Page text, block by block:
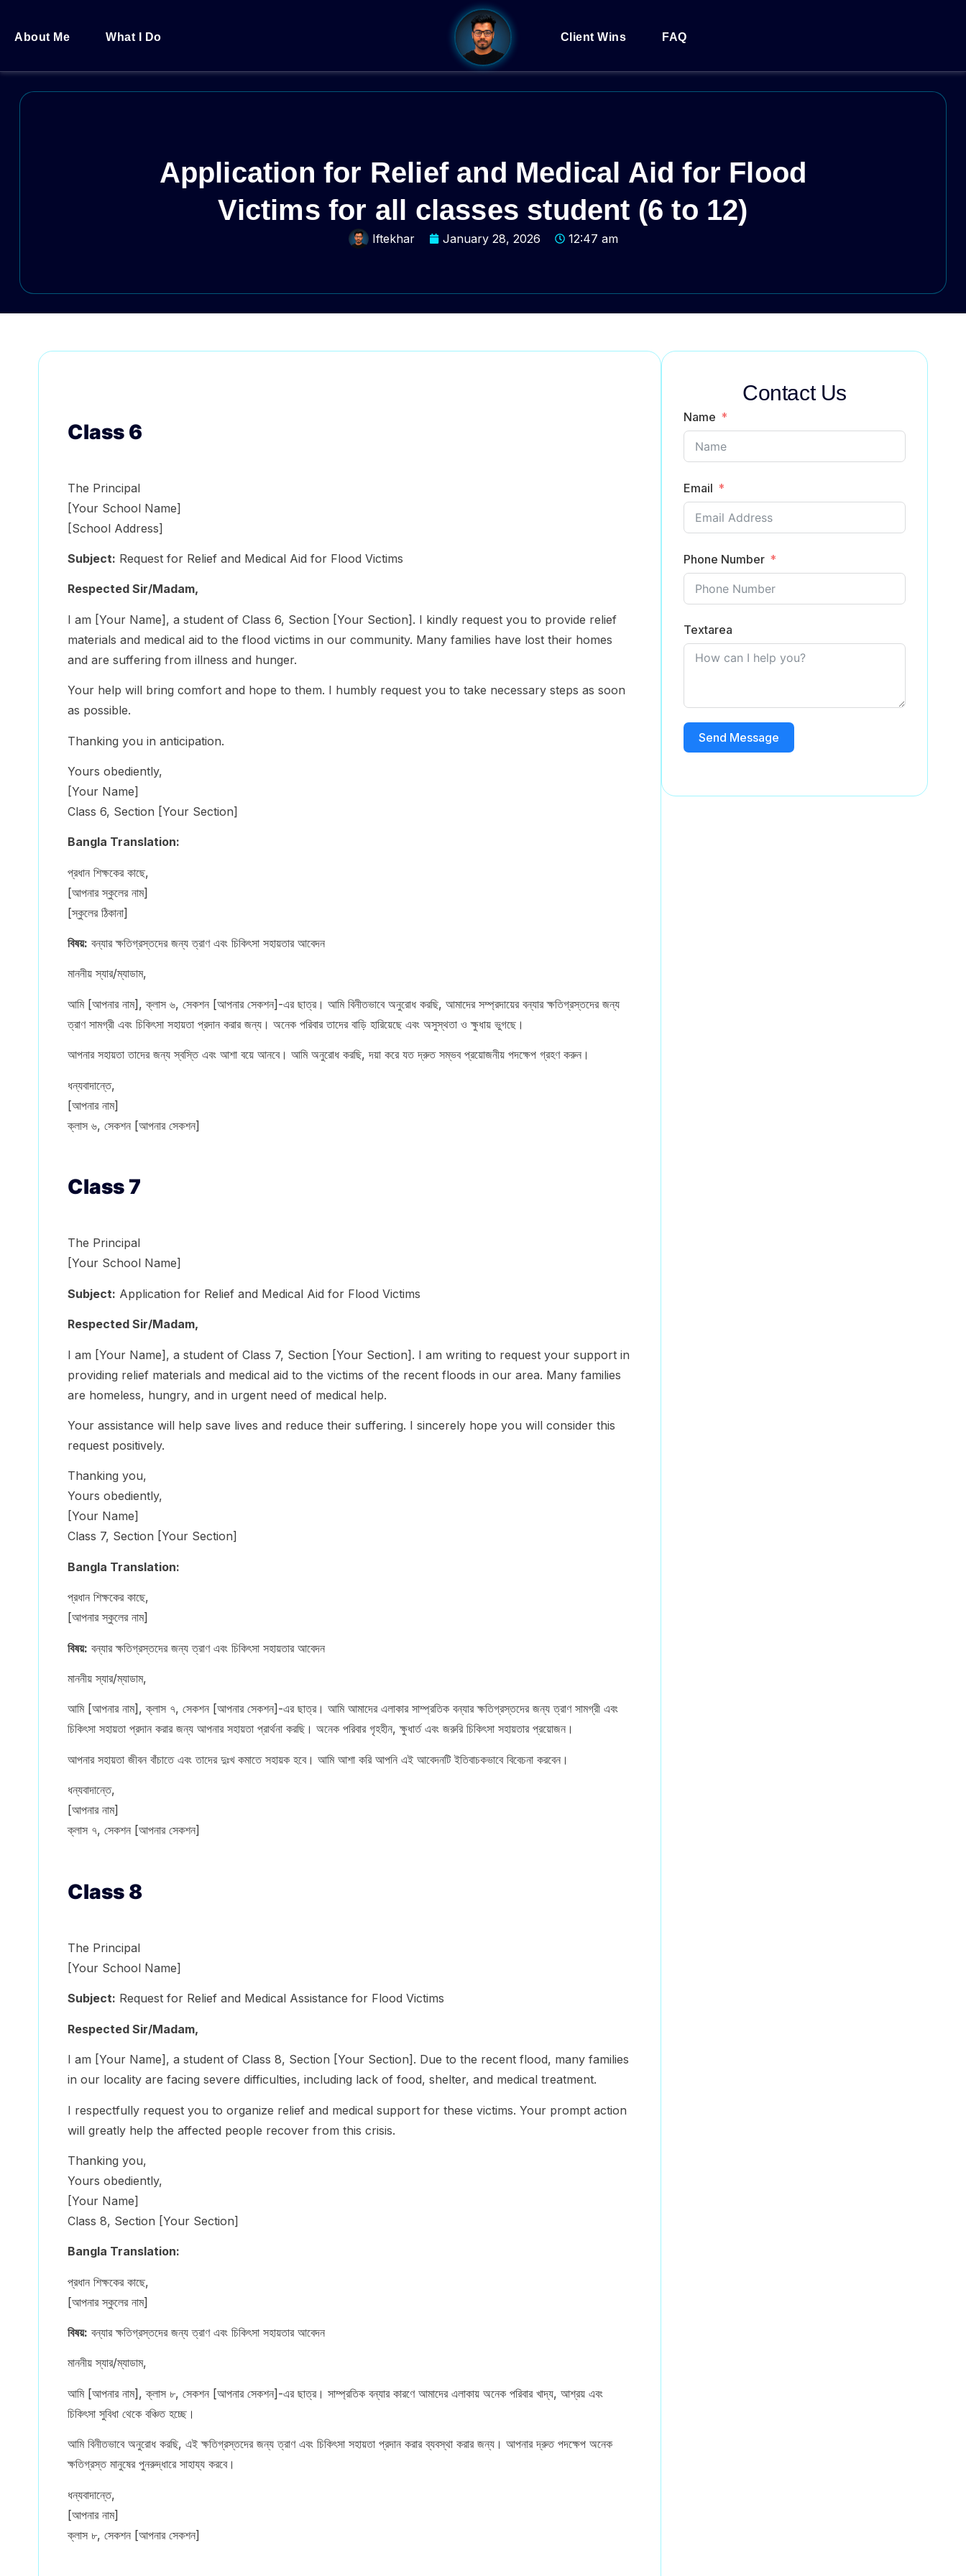
About Me What I Do Client Wins FAQ
Application for Relief and Medical Aid for Flood
Victims for all classes student (6 to 12)
Iftekhar January 28, 2026 12:47 am
Class 6
The Principal
[Your School Name]
[School Address]
Subject: Request for Relief and Medical Aid for Flood Victims
Respected Sir/Madam,
I am [Your Name], a student of Class 6, Section [Your Section]. I kindly request you to provide relief
materials and medical aid to the flood victims in our community. Many families have lost their homes
and are suffering from illness and hunger.
Your help will bring comfort and hope to them. I humbly request you to take necessary steps as soon
as possible.
Thanking you in anticipation.
Yours obediently,
[Your Name]
Class 6, Section [Your Section]
Bangla Translation:
প্রধান শিক্ষকের কাছে,
[আপনার স্কুলের নাম]
[স্কুলের ঠিকানা]
বিষয়: বন্যার ক্ষতিগ্রস্তদের জন্য ত্রাণ এবং চিকিৎসা সহায়তার আবেদন
মাননীয় স্যার/ম্যাডাম,
আমি [আপনার নাম], ক্লাস ৬, সেকশন [আপনার সেকশন]-এর ছাত্র। আমি বিনীতভাবে অনুরোধ করছি, আমাদের সম্প্রদায়ের বন্যার ক্ষতিগ্রস্তদের জন্য
ত্রাণ সামগ্রী এবং চিকিৎসা সহায়তা প্রদান করার জন্য। অনেক পরিবার তাদের বাড়ি হারিয়েছে এবং অসুস্থতা ও ক্ষুধায় ভুগছে।
আপনার সহায়তা তাদের জন্য স্বস্তি এবং আশা বয়ে আনবে। আমি অনুরোধ করছি, দয়া করে যত দ্রুত সম্ভব প্রয়োজনীয় পদক্ষেপ গ্রহণ করুন।
ধন্যবাদান্তে,
[আপনার নাম]
ক্লাস ৬, সেকশন [আপনার সেকশন]
Class 7
The Principal
[Your School Name]
Subject: Application for Relief and Medical Aid for Flood Victims
Respected Sir/Madam,
I am [Your Name], a student of Class 7, Section [Your Section]. I am writing to request your support in
providing relief materials and medical aid to the victims of the recent floods in our area. Many families
are homeless, hungry, and in urgent need of medical help.
Your assistance will help save lives and reduce their suffering. I sincerely hope you will consider this
request positively.
Thanking you,
Yours obediently,
[Your Name]
Class 7, Section [Your Section]
Bangla Translation:
প্রধান শিক্ষকের কাছে,
[আপনার স্কুলের নাম]
বিষয়: বন্যার ক্ষতিগ্রস্তদের জন্য ত্রাণ এবং চিকিৎসা সহায়তার আবেদন
মাননীয় স্যার/ম্যাডাম,
আমি [আপনার নাম], ক্লাস ৭, সেকশন [আপনার সেকশন]-এর ছাত্র। আমি আমাদের এলাকার সাম্প্রতিক বন্যার ক্ষতিগ্রস্তদের জন্য ত্রাণ সামগ্রী এবং
চিকিৎসা সহায়তা প্রদান করার জন্য আপনার সহায়তা প্রার্থনা করছি। অনেক পরিবার গৃহহীন, ক্ষুধার্ত এবং জরুরি চিকিৎসা সহায়তার প্রয়োজন।
আপনার সহায়তা জীবন বাঁচাতে এবং তাদের দুঃখ কমাতে সহায়ক হবে। আমি আশা করি আপনি এই আবেদনটি ইতিবাচকভাবে বিবেচনা করবেন।
ধন্যবাদান্তে,
[আপনার নাম]
ক্লাস ৭, সেকশন [আপনার সেকশন]
Class 8
The Principal
[Your School Name]
Subject: Request for Relief and Medical Assistance for Flood Victims
Respected Sir/Madam,
I am [Your Name], a student of Class 8, Section [Your Section]. Due to the recent flood, many families
in our locality are facing severe difficulties, including lack of food, shelter, and medical treatment.
I respectfully request you to organize relief and medical support for these victims. Your prompt action
will greatly help the affected people recover from this crisis.
Thanking you,
Yours obediently,
[Your Name]
Class 8, Section [Your Section]
Bangla Translation:
প্রধান শিক্ষকের কাছে,
[আপনার স্কুলের নাম]
বিষয়: বন্যার ক্ষতিগ্রস্তদের জন্য ত্রাণ এবং চিকিৎসা সহায়তার আবেদন
মাননীয় স্যার/ম্যাডাম,
আমি [আপনার নাম], ক্লাস ৮, সেকশন [আপনার সেকশন]-এর ছাত্র। সাম্প্রতিক বন্যার কারণে আমাদের এলাকায় অনেক পরিবার খাদ্য, আশ্রয় এবং
চিকিৎসা সুবিধা থেকে বঞ্চিত হচ্ছে।
আমি বিনীতভাবে অনুরোধ করছি, এই ক্ষতিগ্রস্তদের জন্য ত্রাণ এবং চিকিৎসা সহায়তা প্রদান করার ব্যবস্থা করার জন্য। আপনার দ্রুত পদক্ষেপ অনেক
ক্ষতিগ্রস্ত মানুষের পুনরুদ্ধারে সাহায্য করবে।
ধন্যবাদান্তে,
[আপনার নাম]
ক্লাস ৮, সেকশন [আপনার সেকশন]
Contact Us
Name
Email
Phone Number
Textarea
Send Message